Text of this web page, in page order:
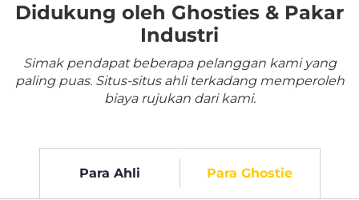
Didukung oleh Ghosties & Pakar
Industri
Simak pendapat beberapa pelanggan kami yang
paling puas. Situs-situs ahli terkadang memperoleh
biaya rujukan dari kami.
Para Ahli Para Ghostie